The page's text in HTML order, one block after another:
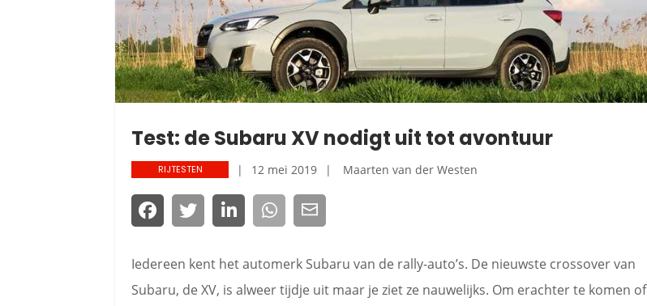
Test: de Subaru XV nodigt uit tot avontuur
RIJTESTEN 12 mei 2019 Maarten van der Westen
Iedereen kent het automerk Subaru van de rally-auto’s. De nieuwste crossover van
Subaru, de XV, is alweer tijdje uit maar je ziet ze nauwelijks. Om erachter te komen of